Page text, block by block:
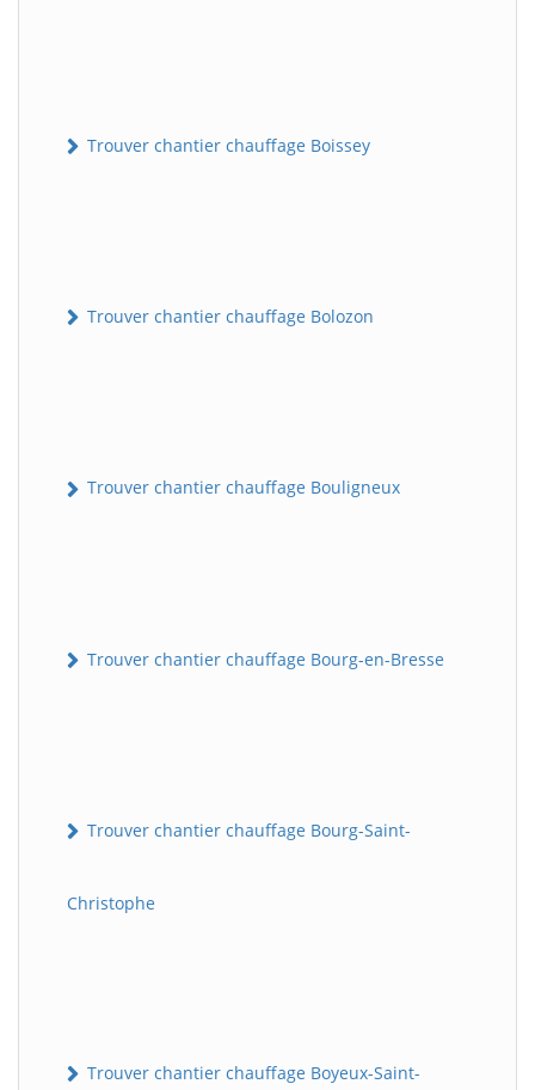
Trouver chantier chauffage Boissey
Trouver chantier chauffage Bolozon
Trouver chantier chauffage Bouligneux
Trouver chantier chauffage Bourg-en-Bresse
Trouver chantier chauffage Bourg-Saint-
Christophe
Trouver chantier chauffage Boyeux-Saint-